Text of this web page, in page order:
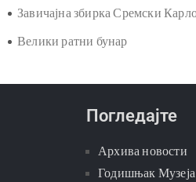
Завичајна збирка Сремски
Велики ратни бунар
Погледајте
Архива новости
Годишњак